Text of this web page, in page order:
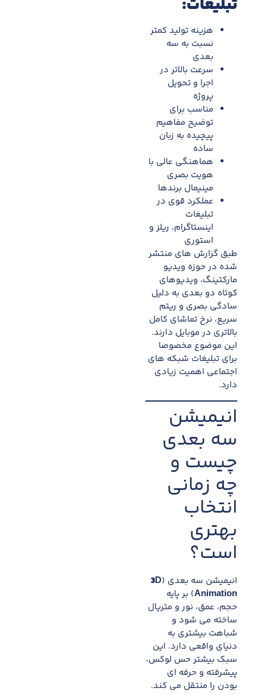
هزینه تولید کمتر
نسبت به سه
بعدی
سرعت بالاتر در
اجرا و تحویل
پروژه
مناسب برای
توضیح مفاهیم
پیچیده به زبان
ساده
هماهنگی عالی با
هویت بصری
مینیمال برندها
عملکرد قوی در
تبلیغات
اینستاگرام، ریلز و
استوری
طبق گزارش های منتشر
شده در حوزه ویدیو
مارکتینگ، ویدیوهای
کوتاه دو بعدی به دلیل
سادگی بصری و ریتم
سریع، نرخ تماشای کامل
بالاتری در موبایل دارند.
این موضوع مخصوصا
برای تبلیغات شبکه های
اجتماعی اهمیت زیادی
دارد.
انیمیشن
سه بعدی
چیست و
چه زمانی
انتخاب
بهتری
است؟
انیمیشن سه بعدی (3D
Animation) بر پایه
حجم، عمق، نور و متریال
ساخته می شود و
شباهت بیشتری به
دنیای واقعی دارد. این
سبک بیشتر حس لوکس،
پیشرفته و حرفه ای
بودن را منتقل می کند.